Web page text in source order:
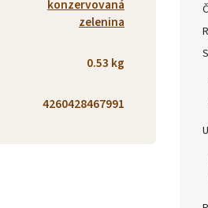
konzervovaná
zelenina
0.53 kg
4260428467991